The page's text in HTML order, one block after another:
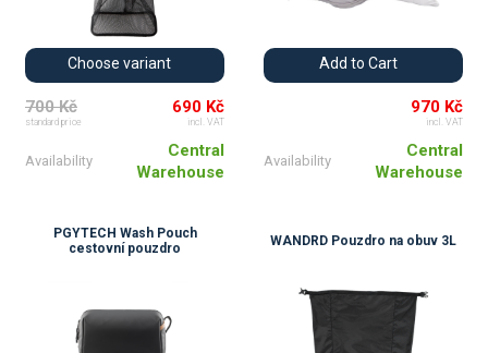
Choose variant
700 Kč
standard price
690 Kč
incl. VAT
Availability
Central
Warehouse
Add to Cart
970 Kč
incl. VAT
Availability
Central
Warehouse
PGYTECH Wash Pouch
cestovní pouzdro
WANDRD Pouzdro na obuv 3L